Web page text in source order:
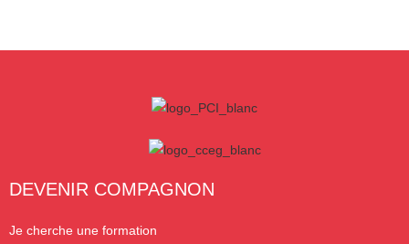
DEVENIR COMPAGNON
Je cherche une formation